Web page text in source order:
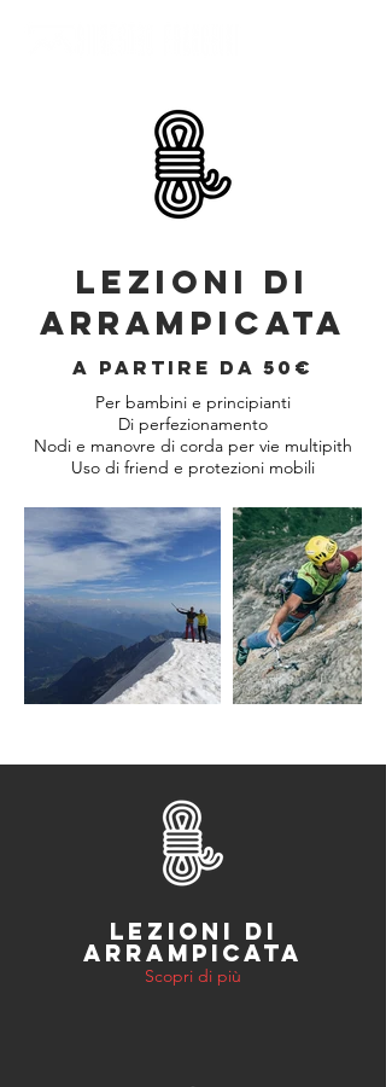
LEZIONI DI
ARRAMPICATA
A PARTIRE DA 50€
Per bambini e principianti
Di perfezionamento
Nodi e manovre di corda per vie multipith
Uso di friend e protezioni mobili
LEZIONI DI
ARRAMPICATA
Scopri di più